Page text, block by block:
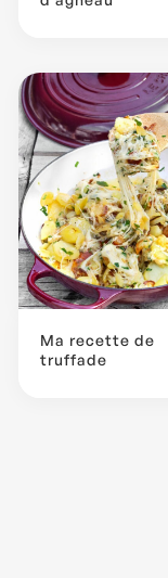
Ma recette de
truffade